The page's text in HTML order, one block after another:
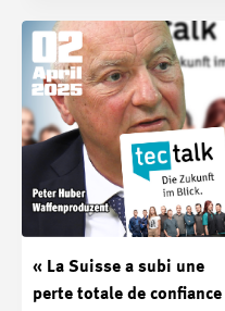
« La Suisse a subi une
perte totale de confiance